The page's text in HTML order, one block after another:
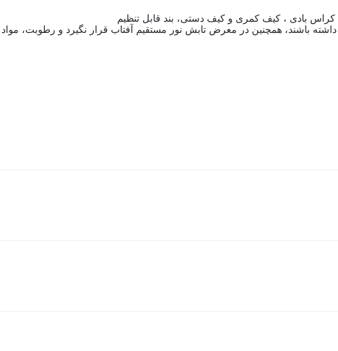
باشند، همچنین در معرض تابش نور مستقیم آفتاب قرار نگیرد و رطوبت،